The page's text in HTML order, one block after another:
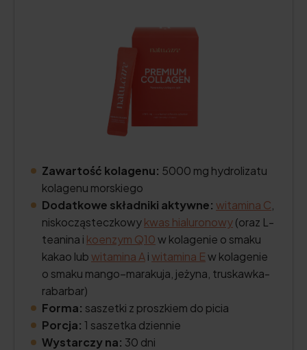
Zawartość kolagenu: 5000 mg hydrolizatu
kolagenu morskiego
Dodatkowe składniki aktywne: witamina C
niskocząsteczkowykwas hialuronowy(oraz L-
teanina i koenzym Q10w kolagenie o smaku
kakao lubwitamina Aiwitamina Ew kolagenie
o smaku mango–marakuja, jeżyna, truskawka-
rabarbar)
Forma: saszetki z proszkiem do picia
Porcja: 1 saszetka dziennie
Wystarczy na: 30 dni